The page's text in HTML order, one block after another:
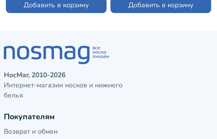
Добавить в корзину Добавить в корзину
НосМаг, 2010-2026
Интернет-магазин носков и нижнего
белья
Покупателям
Возврат и обмен